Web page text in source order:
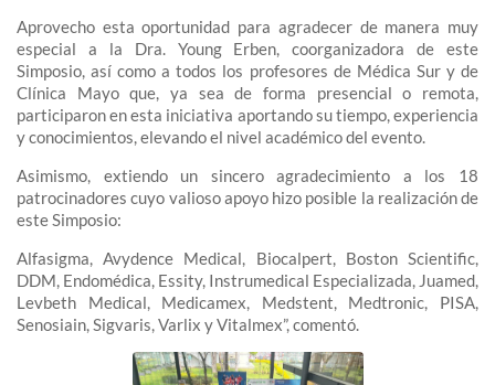
Aprovecho esta oportunidad para agradecer de manera muy
especial a la Dra. Young Erben, coorganizadora de este
Simposio, así como a todos los profesores de Médica Sur y de
Clínica Mayo que, ya sea de forma presencial o remota,
participaron en esta iniciativa aportando su tiempo, experiencia
y conocimientos, elevando el nivel académico del evento.
Asimismo, extiendo un sincero agradecimiento a los 18
patrocinadores cuyo valioso apoyo hizo posible la realización de
este Simposio:
Alfasigma, Avydence Medical, Biocalpert, Boston Scientific,
DDM, Endomédica, Essity, Instrumedical Especializada, Juamed,
Levbeth Medical, Medicamex, Medstent, Medtronic, PISA,
Senosiain, Sigvaris, Varlix y Vitalmex”, comentó.